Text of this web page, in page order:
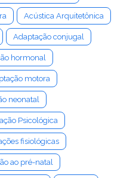
Acústica Arquitetônica
Adaptação conjugal
hormonal
motora
neonatal
Psicológica
fisiológicas
ao pré-natal